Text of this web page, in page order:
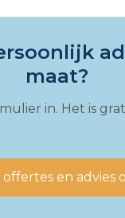
maat?
in. Het is
en advies